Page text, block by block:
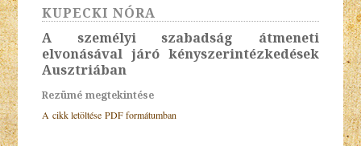
KUPECKI NÓRA
A személyi szabadság átmeneti
elvonásával járó kényszerintézkedések
Ausztriában
Rezümé megtekintése
A cikk letöltése PDF formátumban